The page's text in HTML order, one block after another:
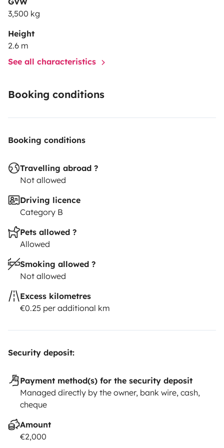
contacter - nous vous répondrons le plus rapidement
possible ! On pourra également vous donner des
conseils pour trouver des endroits où dormir suivant
A bientôt :)
3,500 kg
Height
2.6 m
See all characteristics
Booking conditions
Booking conditions
Travelling abroad ?
Not allowed
Driving licence
Category B
Pets allowed ?
Allowed
Smoking allowed ?
Not allowed
Excess kilometres
€0.25 per additional km
Security deposit:
Payment method(s) for the security deposit
Managed directly by the owner, bank wire, cash,
cheque
Amount
€2,000